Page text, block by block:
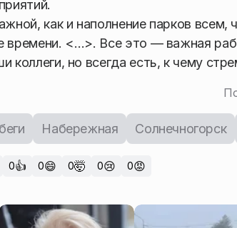
как и наполнение парков всем,
времени. <…>. Все это — важная
коллеги, но всегда есть, к чему
Набережная Солнечногорск
0👍 0😄 0🤯 0😢 0😡